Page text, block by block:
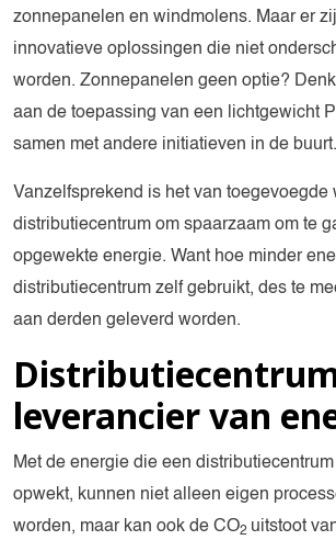
zonnepanelen en windmolens. Maar er
innovatieve oplossingen die niet
worden. Zonnepanelen geen optie?
aan de toepassing van een lichtgewicht
samen met andere initiatieven in de buurt.
Vanzelfsprekend is het van toegevoegde
distributiecentrum om spaarzaam om te
opgewekte energie. Want hoe minder
distributiecentrum zelf gebruikt, des te
aan derden geleverd worden.
leverancier van
Met de energie die een
opwekt, kunnen niet alleen eigen
worden, maar kan ook de CO2 uitstoot